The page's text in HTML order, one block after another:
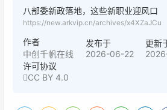
八部委新政落地，这些新职业迎风口
https://new.arkvip.cn/archives/x4XZaJCu
作者
中创千帆在线
发布于
2026-06-22
更新
许可协议
CC BY 4.0